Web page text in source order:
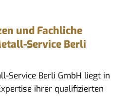
und Fachliche
Service Berli
Service Berli GmbH liegt in
ihrer qualifizierten